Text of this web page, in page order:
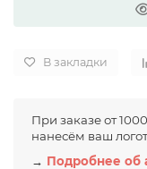
В закладки
При заказе от
нанесём ваш
→ Подробнее об